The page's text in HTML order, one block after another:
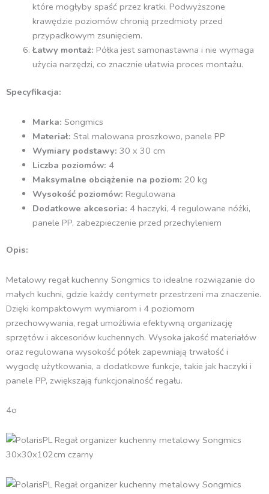
które mogłyby spaść przez kratki. Podwyższone
krawędzie poziomów chronią przedmioty przed
przypadkowym zsunięciem.
Łatwy montaż: Półka jest samonastawna i nie wymaga
użycia narzędzi, co znacznie ułatwia proces montażu.
Specyfikacja:
Marka: Songmics
Materiał: Stal malowana proszkowo, panele PP
Wymiary podstawy: 30 x 30 cm
Liczba poziomów: 4
Maksymalne obciążenie na poziom: 20 kg
Wysokość poziomów: Regulowana
Dodatkowe akcesoria: 4 haczyki, 4 regulowane nóżki,
panele PP, zabezpieczenie przed przechyleniem
Opis:
Metalowy regał kuchenny Songmics to idealne rozwiązanie do
małych kuchni, gdzie każdy centymetr przestrzeni ma znaczenie.
Dzięki kompaktowym wymiarom i 4 poziomom
przechowywania, regał umożliwia efektywną organizację
sprzętów i akcesoriów kuchennych. Wysoka jakość materiałów
oraz regulowana wysokość półek zapewniają trwałość i
wygodę użytkowania, a dodatkowe funkcje, takie jak haczyki i
panele PP, zwiększają funkcjonalność regału.
4o